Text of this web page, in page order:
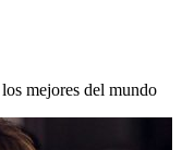
mejores del mundo